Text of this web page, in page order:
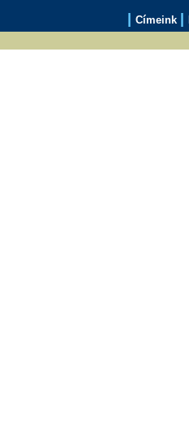
Címeink